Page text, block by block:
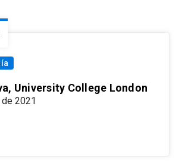
University College London
2021